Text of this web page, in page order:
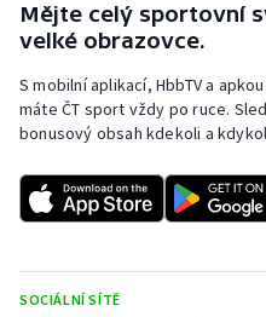
Mějte celý sportovní
velké obrazovce.
S mobilní aplikací, HbbTV a
máte ČT sport vždy po ruce.
bonusový obsah kdekoli a
SOCIÁLNÍ SÍTĚ